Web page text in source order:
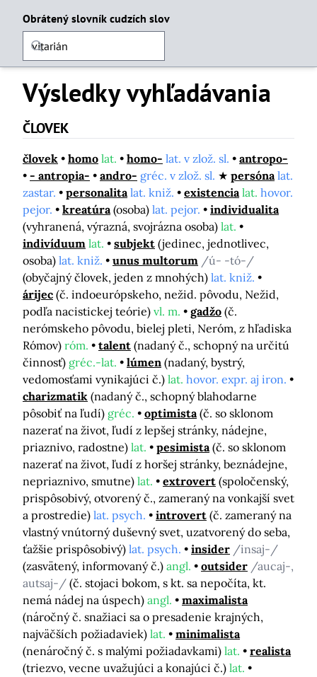
Obrátený slovník cudzích slov
Výsledky vyhľadávania
ČLOVEK
človek homo lat. homo- lat. v zlož. sl.
antropo-
- antropia-
andro- gréc. v zlož. sl. persóna lat.
zastar.
personalita lat. kniž. existencia lat. hovor.
pejor.
kreatúra (osoba) lat. pejor.
individualita
(vyhranená, výrazná, svojrázna osoba) lat.
indivíduum lat. subjekt (jedinec, jednotlivec,
osoba) lat. kniž. unus multorum /ú- -tó-/
(obyčajný človek, jeden z mnohých) lat. kniž.
árijec (č. indoeurópskeho, nežid. pôvodu, Nežid,
podľa nacistickej teórie) vl. m. gadžo (č.
nerómskeho pôvodu, bielej pleti, Neróm, z hľadiska
Rómov) róm. talent (nadaný č., schopný na určitú
činnosť) gréc.-lat. lúmen (nadaný, bystrý,
vedomosťami vynikajúci č.) lat. hovor. expr. aj iron.
charizmatik (nadaný č., schopný blahodarne
pôsobiť na ľudí) gréc. optimista (č. so sklonom
nazerať na život, ľudí z lepšej stránky, nádejne,
priaznivo, radostne) lat. pesimista (č. so sklonom
nazerať na život, ľudí z horšej stránky, beznádejne,
nepriaznivo, smutne) lat. extrovert (spoločenský,
prispôsobivý, otvorený č., zameraný na vonkajší svet
a prostredie) lat. psych. introvert (č. zameraný na
vlastný vnútorný duševný svet, uzatvorený do seba,
ťažšie prispôsobivý) lat. psych. insider /insaj-/
(zasvätený, informovaný č.) angl. outsider /aucaj-,
autsaj-/ (č. stojaci bokom, s kt. sa nepočíta, kt.
nemá nádej na úspech) angl.
maximalista
(náročný č. snažiaci sa o presadenie krajných,
najväčších požiadaviek) lat.
minimalista
(nenáročný č. s malými požiadavkami) lat.
realista
(triezvo, vecne uvažujúci a konajúci č.) lat.